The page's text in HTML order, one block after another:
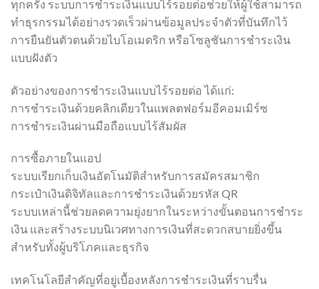
ทุกครั้ง ระบบการชำระเงินแบบไร้รอยต่อช่วยให้ผู้ใช้สามารถ
ทำธุรกรรมได้อย่างรวดเร็วผ่านข้อมูลประจำตัวที่บันทึกไว้
การยืนยันตัวตนด้วยไบโอเมตริก หรือโซลูชันการชำระเงิน
แบบฝังตัว
ตัวอย่างของการชำระเงินแบบไร้รอยต่อ ได้แก่:
การชำระเงินด้วยคลิกเดียวในแพลตฟอร์มอีคอมเมิร์ซ
การชำระเงินผ่านมือถือแบบไร้สัมผัส
การซื้อภายในแอป
ระบบเรียกเก็บเงินอัตโนมัติสำหรับการสมัครสมาชิก
กระเป๋าเงินดิจิทัลและการชำระเงินด้วยรหัส QR
ระบบเหล่านี้ช่วยลดความยุ่งยากในระหว่างขั้นตอนการชำระ
เงิน และสร้างระบบนิเวศทางการเงินที่สะดวกสบายยิ่งขึ้น
สำหรับทั้งผู้บริโภคและธุรกิจ
เทคโนโลยีสำคัญที่อยู่เบื้องหลังการชำระเงินที่ราบรื่น